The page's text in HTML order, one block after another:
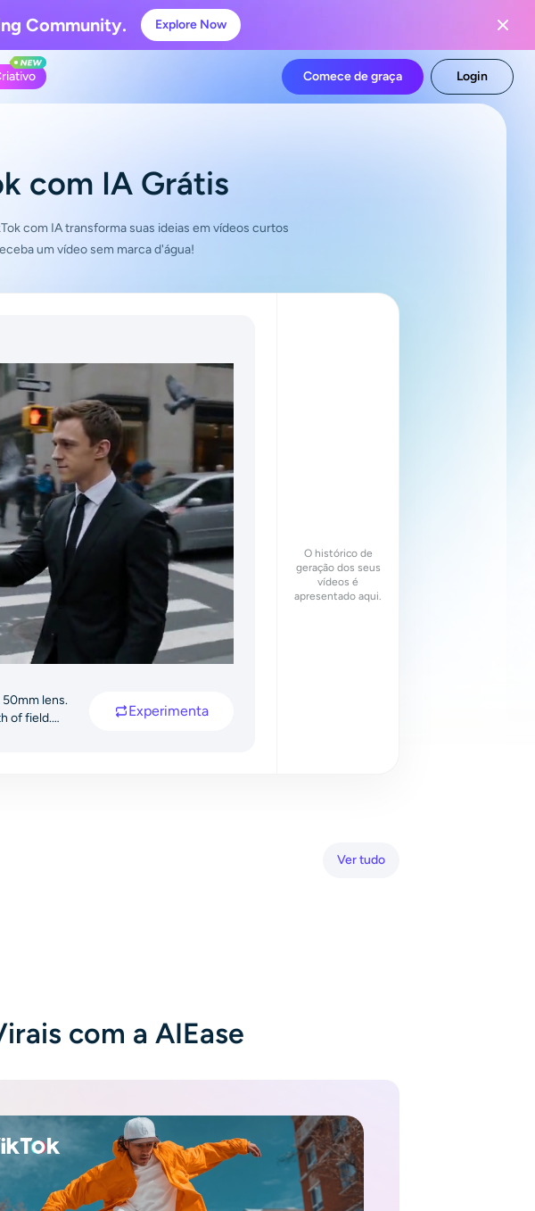
Community. Explore Now
Comece de graça Login
com IA Grátis
com IA transforma suas ideias em vídeos curtos
um vídeo sem marca d'água!
50mm lens.
of field.
Experimenta
O histórico de
geração dos seus
vídeos é
apresentado aqui.
Ver tudo
com a AIEase